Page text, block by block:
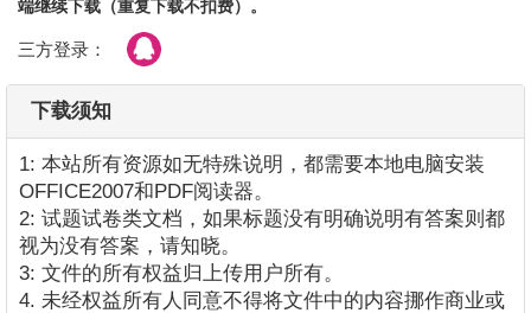
端继续下载（重复下载不扣费）。
三方登录：
下载须知
1: 本站所有资源如无特殊说明，都需要本地电脑安装
OFFICE2007和PDF阅读器。
2: 试题试卷类文档，如果标题没有明确说明有答案则都
视为没有答案，请知晓。
3: 文件的所有权益归上传用户所有。
4. 未经权益所有人同意不得将文件中的内容挪作商业或